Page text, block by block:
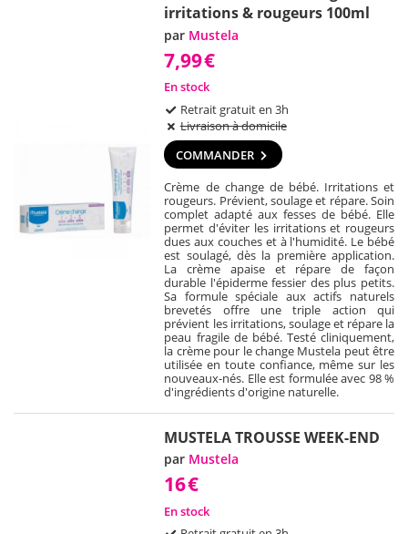
irritations & rougeurs 100ml
par Mustela
7,99€
En stock
Retrait gratuit en 3h
Livraison à domicile
COMMANDER
Crème de change de bébé. Irritations et
rougeurs. Prévient, soulage et répare. Soin
complet adapté aux fesses de bébé. Elle
permet d'éviter les irritations et rougeurs
dues aux couches et à l'humidité. Le bébé
est soulagé, dès la première application.
La crème apaise et répare de façon
durable l'épiderme fessier des plus petits.
Sa formule spéciale aux actifs naturels
brevetés offre une triple action qui
prévient les irritations, soulage et répare la
peau fragile de bébé. Testé cliniquement,
la crème pour le change Mustela peut être
utilisée en toute confiance, même sur les
nouveaux-nés. Elle est formulée avec 98 %
d'ingrédients d'origine naturelle.
MUSTELA TROUSSE WEEK-END
par Mustela
16€
En stock